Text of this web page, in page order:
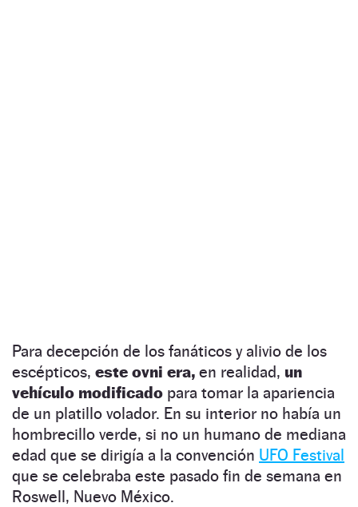
Para decepción de los fanáticos y alivio de los
escépticos, este ovni era, en realidad, un
vehículo modificado para tomar la apariencia
de un platillo volador. En su interior no había un
hombrecillo verde, si no un humano de mediana
edad que se dirigía a la convención UFO Festival
que se celebraba este pasado fin de semana en
Roswell, Nuevo México.